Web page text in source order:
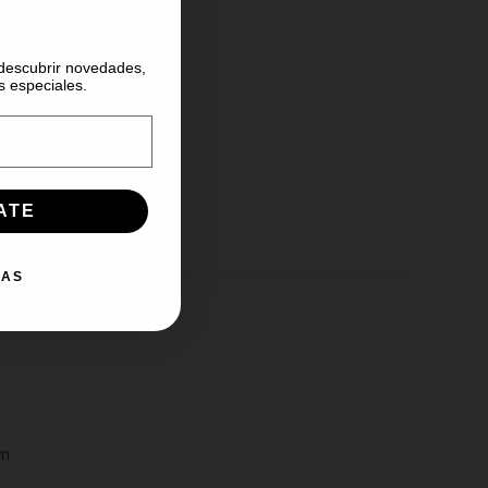
novedades,
especiales.